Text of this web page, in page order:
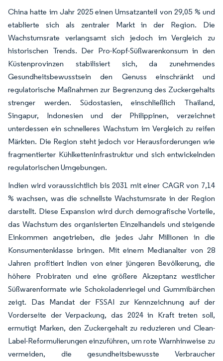
China hatte im Jahr 2025 einen Umsatzanteil von 29,05 % und
etablierte sich als zentraler Markt in der Region. Die
Wachstumsrate verlangsamt sich jedoch im Vergleich zu
historischen Trends. Der Pro-Kopf-Süßwarenkonsum in den
Küstenprovinzen stabilisiert sich, da zunehmendes
Gesundheitsbewusstsein den Genuss einschränkt und
regulatorische Maßnahmen zur Begrenzung des Zuckergehalts
strenger werden. Südostasien, einschließlich Thailand,
Singapur, Indonesien und der Philippinen, verzeichnet
unterdessen ein schnelleres Wachstum im Vergleich zu reifen
Märkten. Die Region steht jedoch vor Herausforderungen wie
fragmentierter Kühlketteninfrastruktur und sich entwickelnden
regulatorischen Umgebungen.
Indien wird voraussichtlich bis 2031 mit einer CAGR von 7,14
% wachsen, was die schnellste Wachstumsrate in der Region
darstellt. Diese Expansion wird durch demografische Vorteile,
das Wachstum des organisierten Einzelhandels und steigende
Einkommen angetrieben, die jedes Jahr Millionen in die
Konsumentenklasse bringen. Mit einem Medianalter von 28
Jahren profitiert Indien von einer jüngeren Bevölkerung, die
höhere Probiraten und eine größere Akzeptanz westlicher
Süßwarenformate wie Schokoladenriegel und Gummibärchen
zeigt. Das Mandat der FSSAI zur Kennzeichnung auf der
Vorderseite der Verpackung, das 2024 in Kraft treten soll,
ermutigt Marken, den Zuckergehalt zu reduzieren und Clean-
Label-Reformulierungen einzuführen, um rote Warnhinweise zu
vermeiden, die gesundheitsbewusste Verbraucher